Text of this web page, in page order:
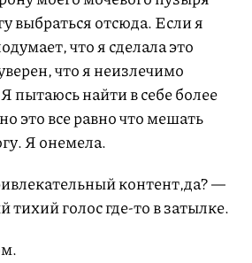
выбраться отсюда. Если я
что я сделала это
что я неизлечимо
пытаюсь найти в себе более
это все равно что мешать
Я онемела.
контент,да? —
тихий голос где-то в затылке.